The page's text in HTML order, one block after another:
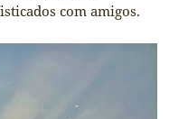
com amigos.